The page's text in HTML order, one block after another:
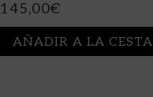
145,00€
AÑADIR A LA CESTA